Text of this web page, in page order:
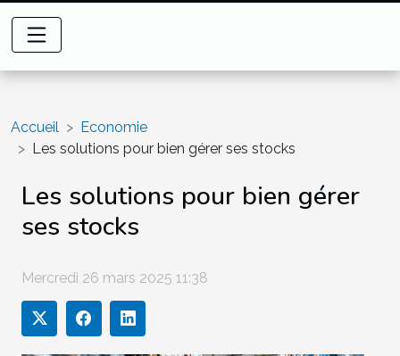
Accueil
Economie
Les solutions pour bien gérer ses stocks
Les solutions pour bien gérer
ses stocks
Mercredi 26 mars 2025 11:38